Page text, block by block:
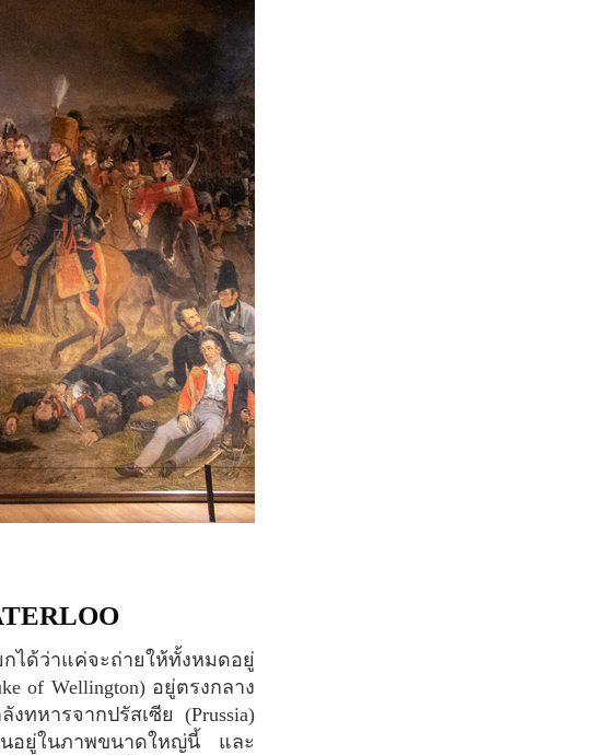
of Wellington) อยู่ตรงกลาง
ทหารจากปรัสเซีย (Prussia)
นอยู่ในภาพขนาดใหญ่นี้ และ